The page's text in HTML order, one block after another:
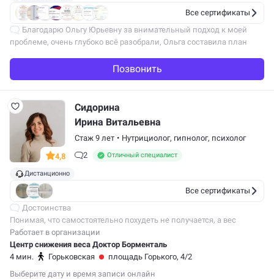
Все сертификаты
Благодарю Ольгу Юрьевну за внимательный подход к моей
проблеме, очень глубоко всё разобрали, Ольга составила план
Позвонить
4,8
Сидорина
Ирина Витальевна
Стаж 9 лет • Нутрициолог, гипнолог, психолог
2
Отличный специалист
Дистанционно
Все сертификаты
Достоинства
Понимая, что самостоятельно похудеть не получается, а вес
угрожающе быстро растёт, решилась на программу похудения
«Азбука стройности» онлайн и считаю, что это лучшее решение
в моей…
Работает в организации
Центр снижения веса Доктор Борменталь
4 мин.
Горьковская
площадь Горького, 4/2
Выберите дату и время записи онлайн